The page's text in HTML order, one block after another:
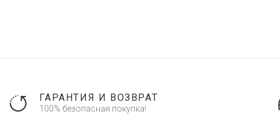
ГАРАНТИЯ И ВОЗВРАТ
100% безопасная покупка!